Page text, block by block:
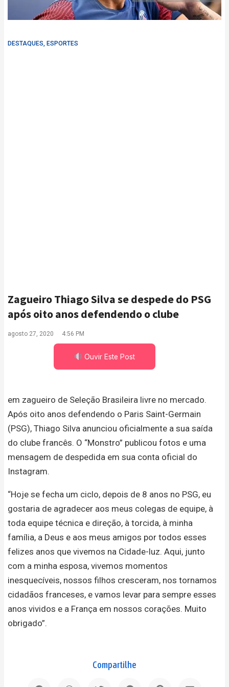
DESTAQUES, ESPORTES
Zagueiro Thiago Silva se despede do PSG
após oito anos defendendo o clube
agosto 27, 2020 4:56 PM
Ouvir Este Post
em zagueiro de Seleção Brasileira livre no mercado.
Após oito anos defendendo o Paris Saint-Germain
(PSG), Thiago Silva anunciou oficialmente a sua saída
do clube francês. O “Monstro” publicou fotos e uma
mensagem de despedida em sua conta oficial do
Instagram.
“Hoje se fecha um ciclo, depois de 8 anos no PSG, eu
gostaria de agradecer aos meus colegas de equipe, à
toda equipe técnica e direção, à torcida, à minha
família, a Deus e aos meus amigos por todos esses
felizes anos que vivemos na Cidade-luz. Aqui, junto
com a minha esposa, vivemos momentos
inesquecíveis, nossos filhos cresceram, nos tornamos
cidadãos franceses, e vamos levar para sempre esses
anos vividos e a França em nossos corações. Muito
obrigado”.
Compartilhe